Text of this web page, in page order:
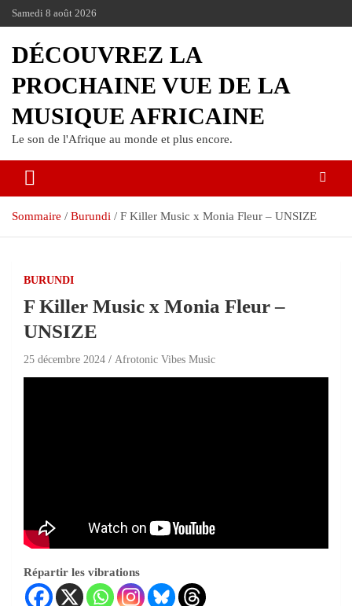
Samedi 8 août 2026
DÉCOUVREZ LA
PROCHAINE VUE DE LA
MUSIQUE AFRICAINE
Le son de l'Afrique au monde et plus encore.
Sommaire Burundi F Killer Music x Monia Fleur – UNSIZE
BURUNDI
F Killer Music x Monia Fleur –
UNSIZE
25 décembre 2024 Afrotonic Vibes Music
Répartir les vibrations